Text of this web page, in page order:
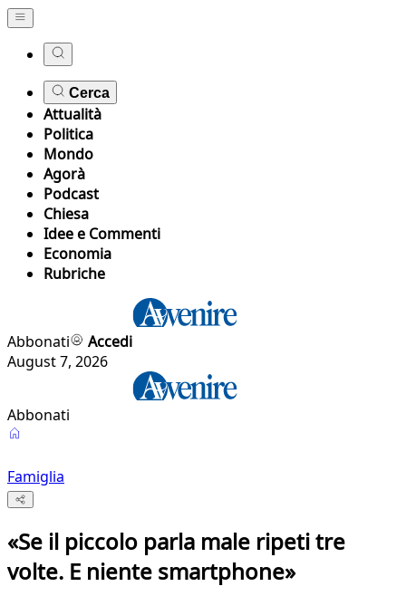
Cerca
Attualità
Politica
Mondo
Agorà
Podcast
Chiesa
Idee e Commenti
Economia
Rubriche
Abbonati
Accedi
August 7, 2026
Abbonati
Famiglia
«Se il piccolo parla male ripeti tre
volte. E niente smartphone»